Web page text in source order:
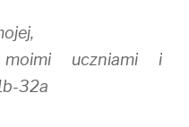
moimi uczniami i
32a